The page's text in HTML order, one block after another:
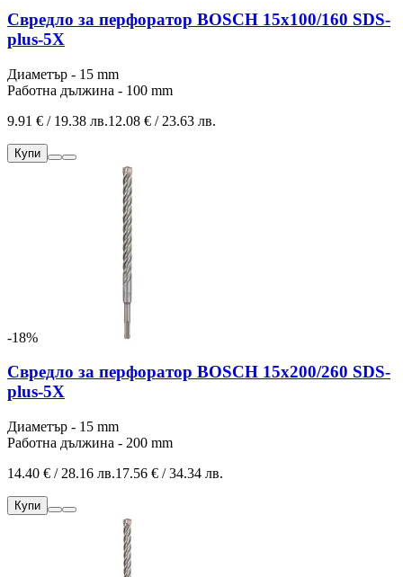
Свредло за перфоратор BOSCH 15x100/160 SDS-
plus-5Х
Диаметър - 15 mm
Работна дължина - 100 mm
9.91 € / 19.38 лв.12.08 € / 23.63 лв.
Купи
-18%
Свредло за перфоратор BOSCH 15x200/260 SDS-
plus-5Х
Диаметър - 15 mm
Работна дължина - 200 mm
14.40 € / 28.16 лв.17.56 € / 34.34 лв.
Купи